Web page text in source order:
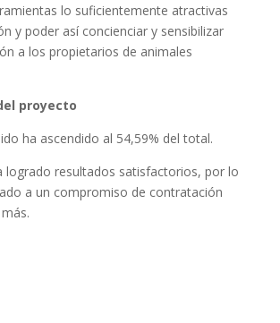
lo suficientemente atractivas
y poder así concienciar y sensibilizar
a los propietarios de animales
proyecto
ha ascendido al 54,59% del total.
logrado resultados satisfactorios, por lo
a un compromiso de contratación